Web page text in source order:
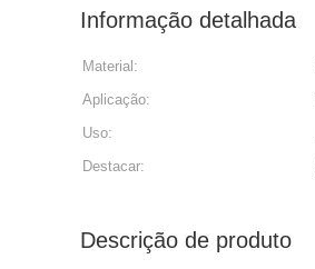
Informação detalhada
Material:
Aplicação:
Uso:
Destacar:
Descrição de produto